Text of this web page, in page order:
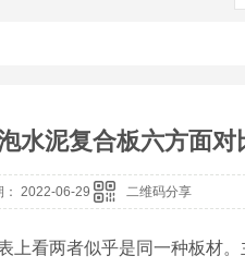
水泥复合板六方面对
： 2022-06-29 二维码分享
上看两者似乎是同一种板材